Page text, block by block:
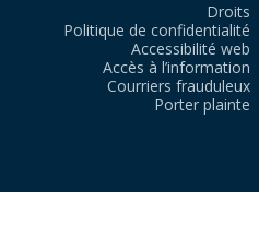
Droits
Politique de confidentialité
Accessibilité web
Accès à l’information
Courriers frauduleux
Porter plainte